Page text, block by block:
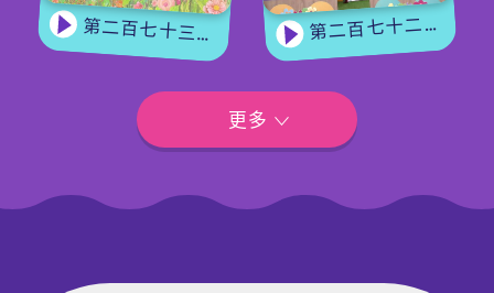
第二百七十三集 - 《花神的獎勵》上集 第二百七十二集 - 【玩轉星期五】眼力大挑戰
更多